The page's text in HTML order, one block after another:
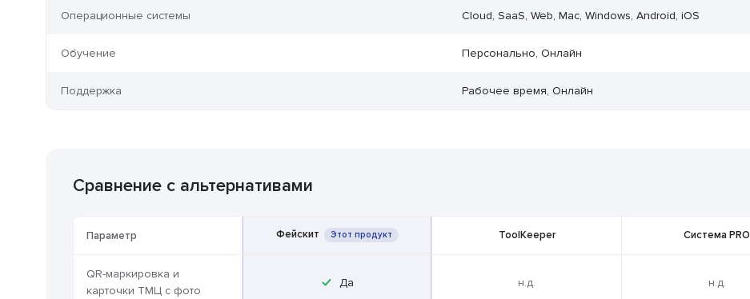
Операционные системы Cloud, SaaS, Web, Mac, Windows, Android, iOS
Обучение Персонально, Онлайн
Поддержка Рабочее время, Онлайн
Сравнение с альтернативами
Фейскит ToolKeeper Система PRO
QR-маркировка и
карточки ТМЦ с фото
Да н.д. н.д.